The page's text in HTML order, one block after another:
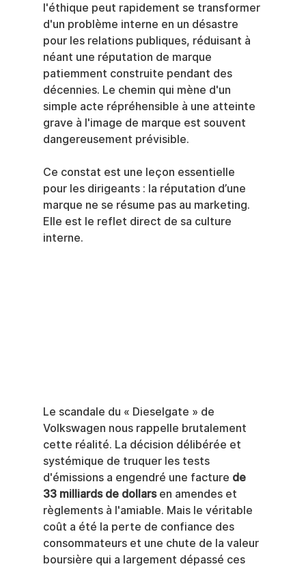
l'éthique peut rapidement se transformer
d'un problème interne en un désastre
pour les relations publiques, réduisant à
néant une réputation de marque
patiemment construite pendant des
décennies. Le chemin qui mène d'un
simple acte répréhensible à une atteinte
grave à l'image de marque est souvent
dangereusement prévisible.
Ce constat est une leçon essentielle
pour les dirigeants : la réputation d’une
marque ne se résume pas au marketing.
Elle est le reflet direct de sa culture
interne.
Le scandale du « Dieselgate » de
Volkswagen nous rappelle brutalement
cette réalité. La décision délibérée et
systémique de truquer les tests
d'émissions a engendré une facture de
33 milliards de dollars en amendes et
règlements à l'amiable. Mais le véritable
coût a été la perte de confiance des
consommateurs et une chute de la valeur
boursière qui a largement dépassé ces